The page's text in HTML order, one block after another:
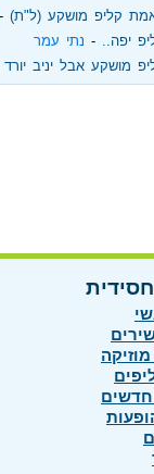
קליפ מושקע (ל"ת) ‏ - ‏
יפה.. ‏ - ‏ נתי עמר
מושקע אבל יניב
חדשים